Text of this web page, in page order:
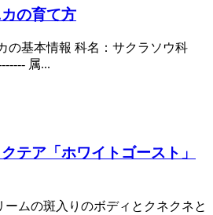
の育て方
の基本情報 科名：サクラソウ科
属...
テア「ホワイトゴースト」
ムの斑入りのボディとクネクネと